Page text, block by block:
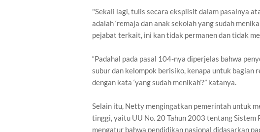
"Sekali lagi, tulis secara eksplisit dalam pasalnya
adalah ‘remaja dan anak sekolah yang sudah
pejabat terkait, ini kan tidak permanen dan tidak
“Padahal pada pasal 104-nya diperjelas bahwa
subur dan kelompok berisiko, kenapa untuk bagian
dengan kata ‘yang sudah menikah’?” katanya.
Selain itu, Netty mengingatkan pemerintah untuk
tinggi, yaitu UU No. 20 Tahun 2003 tentang Sistem
mengatur bahwa pendidikan nasional didasarkan